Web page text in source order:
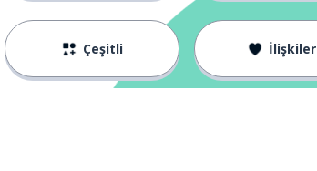
Çeşitli İlişkiler